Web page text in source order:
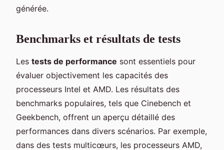
générée.
Benchmarks et résultats de tests
Les tests de performance sont essentiels pour
évaluer objectivement les capacités des
processeurs Intel et AMD. Les résultats des
benchmarks populaires, tels que Cinebench et
Geekbench, offrent un aperçu détaillé des
performances dans divers scénarios. Par exemple,
dans des tests multicœurs, les processeurs AMD,